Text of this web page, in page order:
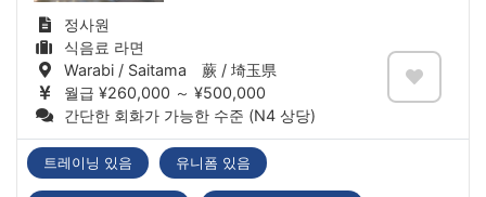
정사원
식음료 라면
Warabi / Saitama 蕨 / 埼玉県
월급 ¥260,000 ～ ¥500,000
간단한 회화가 가능한 수준 (N4 상당)
트레이닝 있음 유니폼 있음